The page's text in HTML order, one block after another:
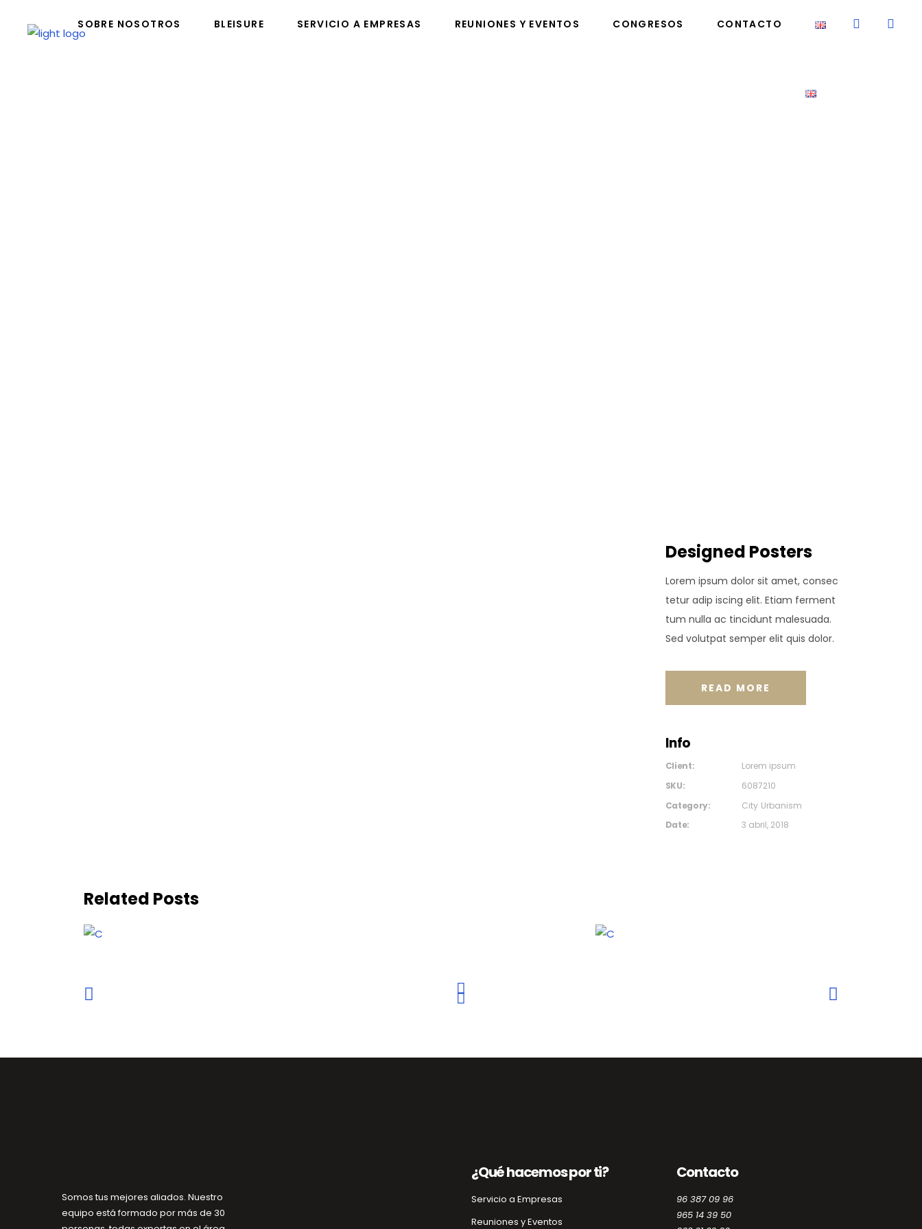
SOBRE NOSOTROS BLEISURE SERVICIO A EMPRESAS REUNIONES Y EVENTOS CONGRESOS CONTACTO
Designed Posters
Lorem ipsum dolor sit amet, consec
tetur adip iscing elit. Etiam ferment
tum nulla ac tincidunt malesuada.
Sed volutpat semper elit quis dolor.
READ MORE
Info
Client:
Lorem ipsum
SKU:
6087210
Category:
City Urbanism
Date:
3 abril, 2018
Related Posts
Somos tus mejores aliados. Nuestro
equipo está formado por más de 30
¿Qué hacemos por ti?
Servicio a Empresas
Reuniones y Eventos
Contacto
96 387 09 96
965 14 39 50